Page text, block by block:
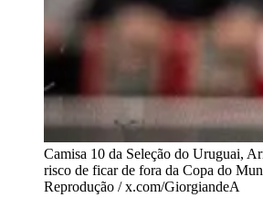
Camisa 10 da Seleção do Uruguai,
risco de ficar de fora da Copa do
Reprodução / x.com/GiorgiandeA